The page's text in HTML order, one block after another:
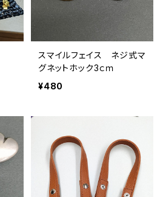
スマイルフェイス ネジ式マ
グネットホック3ｃｍ
¥480